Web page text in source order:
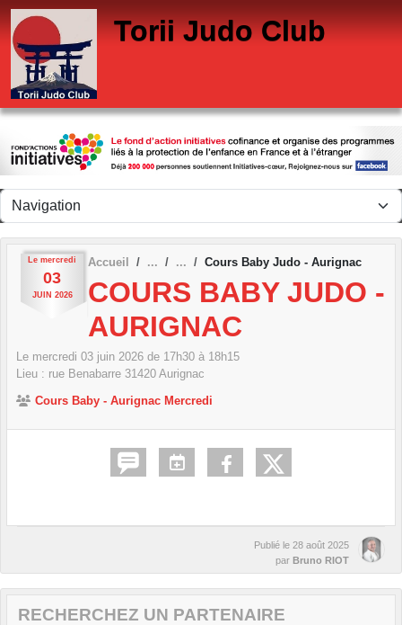
Torii Judo Club
Le mercredi
03
JUIN 2026
Accueil Cours Baby Judo - Aurignac
COURS BABY JUDO -
AURIGNAC
Le mercredi 03 juin 2026 de 17h30 à 18h15
Lieu : rue Benabarre 31420 Aurignac
Cours Baby - Aurignac Mercredi
Publié le 28 août 2025
par Bruno RIOT
RECHERCHEZ UN PARTENAIRE
Panneau de gestion des cookies